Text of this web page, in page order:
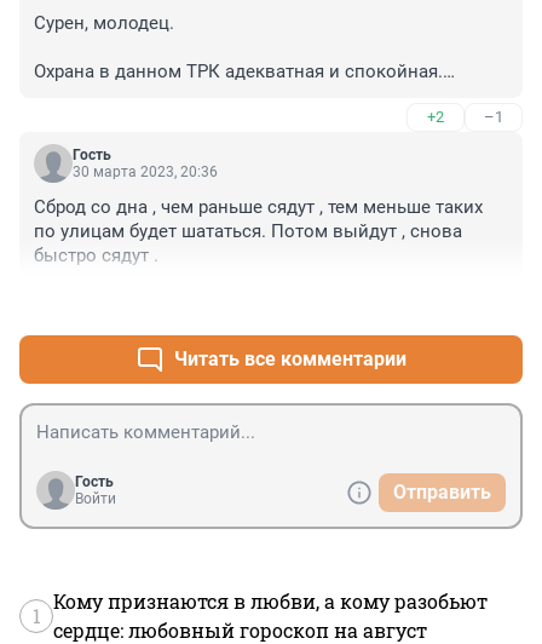
Сурен, молодец.
Охрана в данном ТРК адекватная и спокойная.
Не идти на мировую, намеренно завысить сумму
компенсации.
+2 –1
Гость
30 марта 2023, 20:36
Сброд со дна , чем раньше сядут , тем меньше таких
по улицам будет шататься. Потом выйдут , снова
быстро сядут .
Читать все комментарии
Гость
Войти
Отправить
1
Кому признаются в любви, а кому разобьют
сердце: любовный гороскоп на август